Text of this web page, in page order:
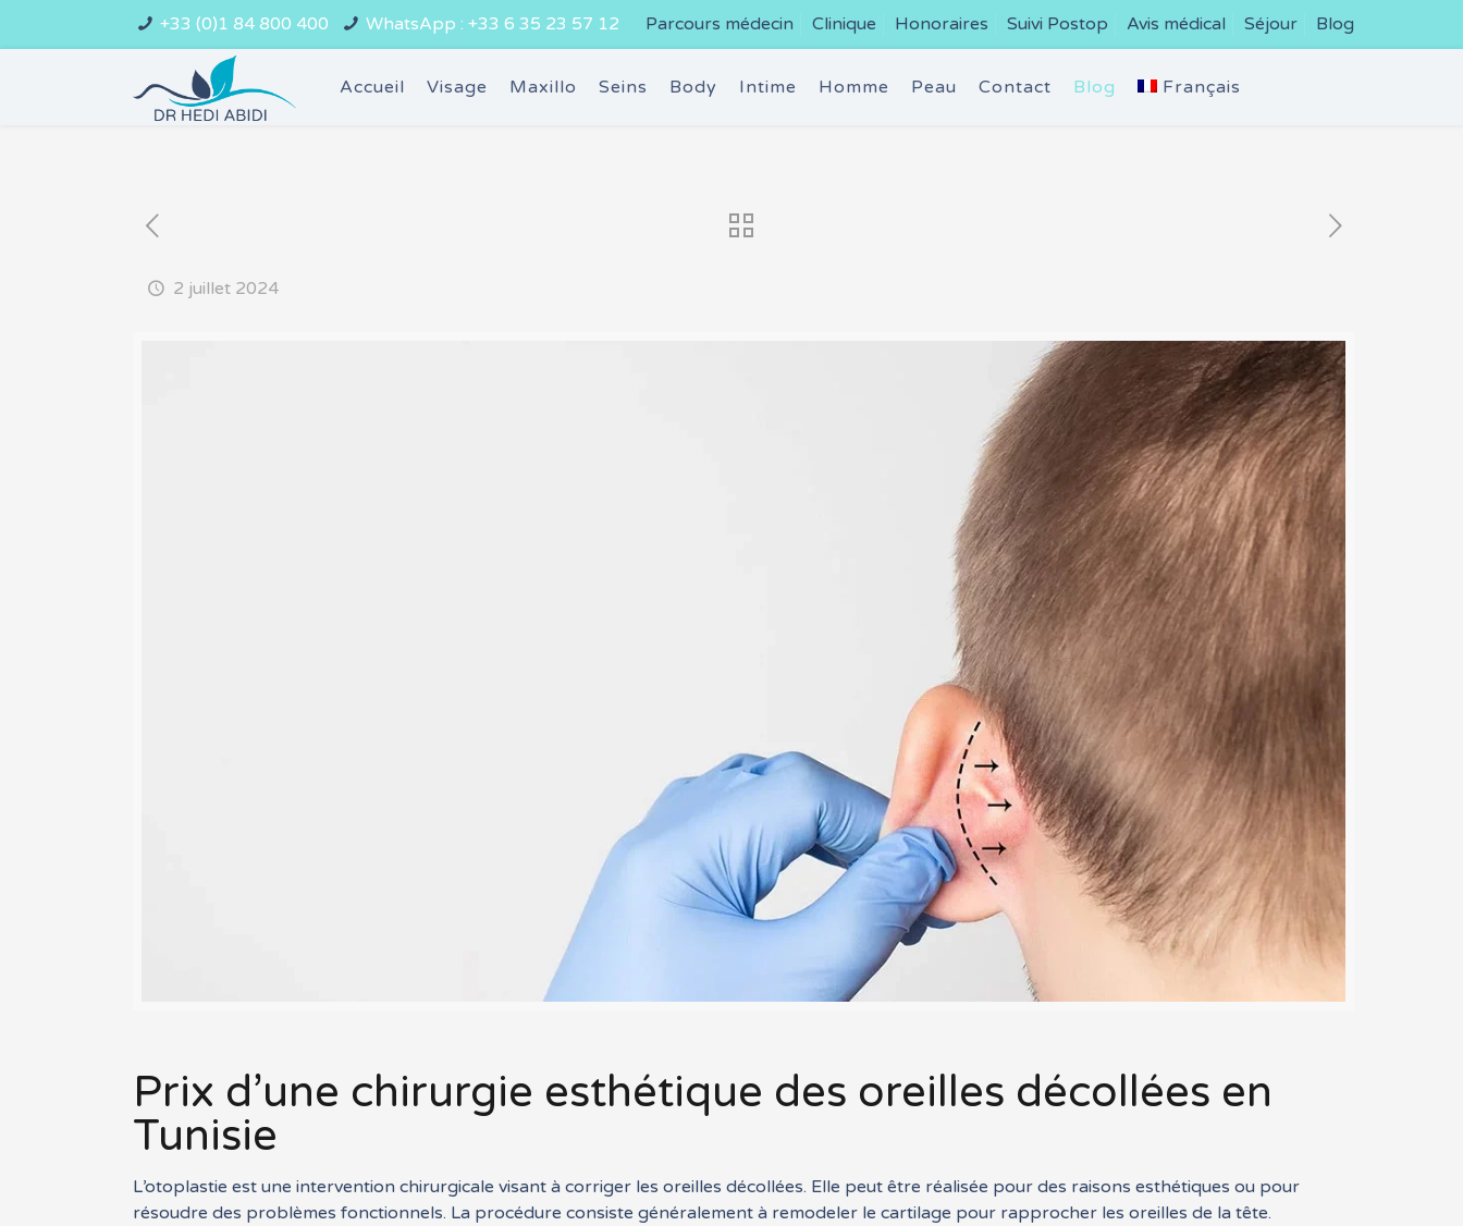
+33 (0)1 84 800 400 WhatsApp : +33 6 35 23 57 12 Parcours médecin Clinique Honoraires Suivi Postop Avis médical Séjour Blog
Accueil Visage Maxillo Seins Body Intime Homme Peau Contact Blog Français
2 juillet 2024
Prix d’une chirurgie esthétique des oreilles décollées en
Tunisie
L’otoplastie est une intervention chirurgicale visant à corriger les oreilles décollées. Elle peut être réalisée pour des raisons esthétiques ou pour
résoudre des problèmes fonctionnels. La procédure consiste généralement à remodeler le cartilage pour rapprocher les oreilles de la tête.